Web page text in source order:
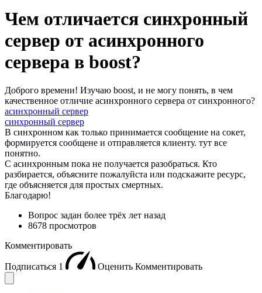
Чем отличается синхронный
сервер от асинхронного
сервера в boost?
Доброго времени! Изучаю boost, и не могу понять, в чем
качественное отличие асинхронного сервера от синхронного?
асинхронный сервер
синхронный сервер
В синхронном как только принимается сообщение на сокет,
формируется сообщене и отправляется клиенту. тут все
понятно.
С асинхронным пока не получается разобраться. Кто
разбирается, объясните пожалуйста или подскажите ресурс,
где объясняется для простых смертных.
Благодарю!
Вопрос задан более трёх лет назад
8678 просмотров
Комментировать
Подписаться 1 Оценить Комментировать